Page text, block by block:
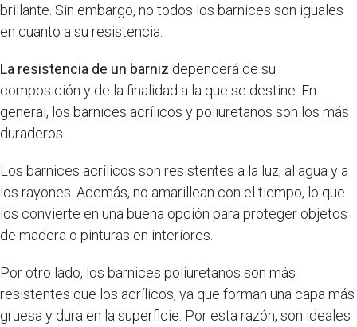
brillante. Sin embargo, no todos los barnices son iguales
en cuanto a su resistencia.
La resistencia de un barniz dependerá de su
composición y de la finalidad a la que se destine. En
general, los barnices acrílicos y poliuretanos son los más
duraderos.
Los barnices acrílicos son resistentes a la luz, al agua y a
los rayones. Además, no amarillean con el tiempo, lo que
los convierte en una buena opción para proteger objetos
de madera o pinturas en interiores.
Por otro lado, los barnices poliuretanos son más
resistentes que los acrílicos, ya que forman una capa más
gruesa y dura en la superficie. Por esta razón, son ideales